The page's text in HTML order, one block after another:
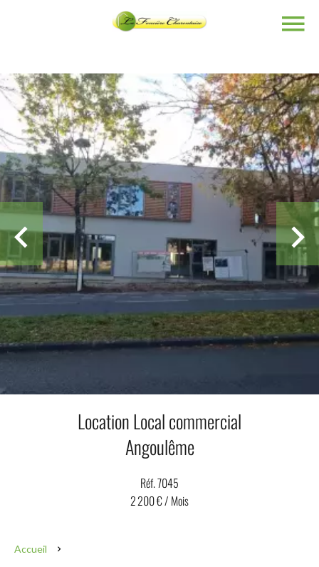
Location Local commercial
Angoulême
Réf. 7045
2 200 € / Mois
Accueil